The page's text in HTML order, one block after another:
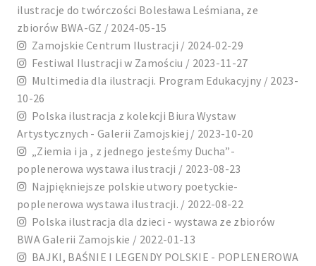
ilustracje do twórczości Bolesława Leśmiana, ze
zbiorów BWA-GZ / 2024-05-15
Zamojskie Centrum Ilustracji / 2024-02-29
Festiwal Ilustracji w Zamościu / 2023-11-27
Multimedia dla ilustracji. Program Edukacyjny / 2023-
10-26
Polska ilustracja z kolekcji Biura Wystaw
Artystycznych - Galerii Zamojskiej / 2023-10-20
„Ziemia i ja , z jednego jesteśmy Ducha”-
poplenerowa wystawa ilustracji / 2023-08-23
Najpiękniejsze polskie utwory poetyckie-
poplenerowa wystawa ilustracji. / 2022-08-22
Polska ilustracja dla dzieci - wystawa ze zbiorów
BWA Galerii Zamojskie / 2022-01-13
BAJKI, BAŚNIE I LEGENDY POLSKIE - POPLENEROWA